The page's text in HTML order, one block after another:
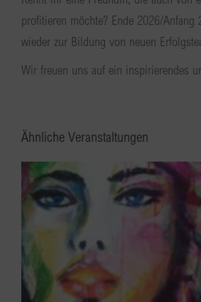
profitieren möchte? Ende 2026/Anfang
wieder zur Bildung von neuen
Wir freuen uns auf ein inspirierendes
Ähnliche Veranstaltungen